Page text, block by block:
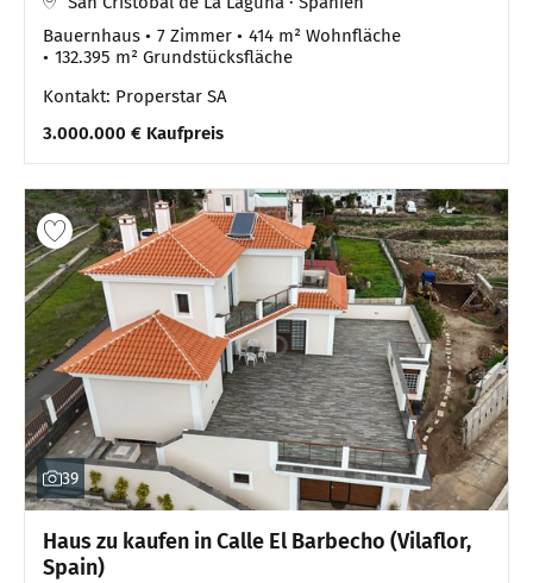
Bauernhaus
7 Zimmer
414 m² Wohnfläche
132.395 m² Grundstücksfläche
Kontakt: Properstar SA
3.000.000 € Kaufpreis
39
Haus zu kaufen in Calle El Barbecho (Vilaflor,
Spain)